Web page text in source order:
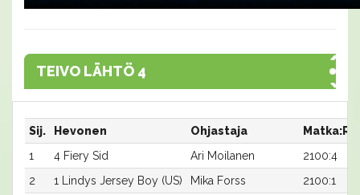
TEIVO LÄHTÖ 4
Sij. Hevonen Ohjastaja
1
4 Fiery Sid Ari Moilanen
2100:4
2
1 Lindys Jersey Boy (US) Mika Forss
2100:1